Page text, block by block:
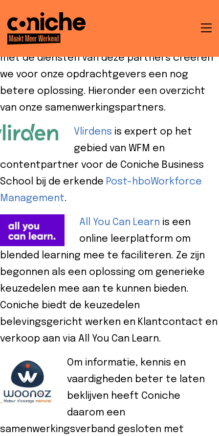
Contact
een specifiek terrein een waardevolle
aanvulling zijn op onze diensten. Tezamen
met de diensten van deze partners creëren
we voor onze opdrachtgevers een nog
betere oplossing. Hieronder een overzicht
van onze samenwerkingspartners.
Vlirdens is expert op het
gebied van WFM en
contentpartner voor de Coniche Business
School bij de erkende Post-hboWorkforce
Management.
All You Can Learn is een
online leerplatform om
blended learning mee te faciliteren. Ze zijn
begonnen als een oplossing om generieke
keuzedelen mee aan te kunnen bieden.
Coniche biedt de keuzedelen
belevingsgericht werken en Klantcontact en
verkoop aan via All You Can Learn.
Om informatie, kennis en
vaardigheden beter te laten
beklijven heeft Coniche
daarom een
samenwerkingsverband gesloten met